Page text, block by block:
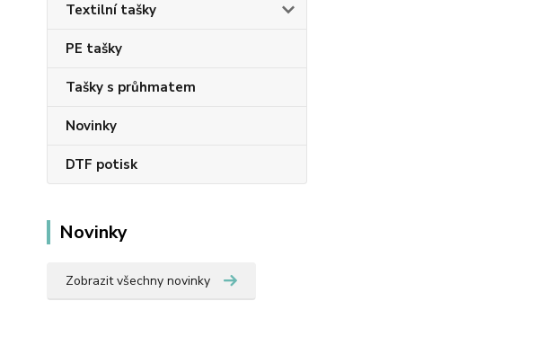
Textilní tašky
PE tašky
Tašky s průhmatem
Novinky
DTF potisk
Novinky
Zobrazit všechny novinky